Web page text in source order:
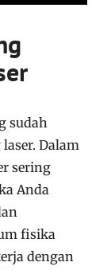
sudah
Dalam
sering
Anda
fisika
dengan